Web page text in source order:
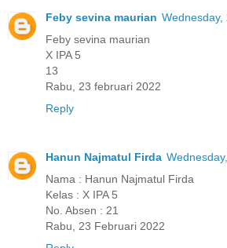
Feby sevina maurian Wednesday,
Feby sevina maurian
X IPA 5
13
Rabu, 23 februari 2022
Reply
Hanun Najmatul Firda
Nama : Hanun Najmatul Firda
Kelas : X IPA 5
No. Absen : 21
Rabu, 23 Februari 2022